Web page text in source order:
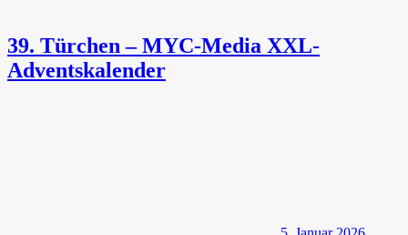
39. Türchen – MYC-Media XXL-
Adventskalender